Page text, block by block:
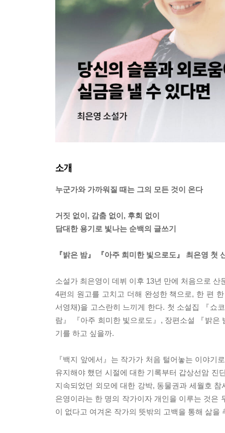
소개
누군가와 가까워질 때는 그의 모든 것이 온다
거짓 없이, 감춤 없이, 후회 없이
담대한 용기로 빛나는 순백의 글쓰기
『밝은 밤』 『아주 희미한 빛으로도』 최은영 첫
소설가 최은영이 데뷔 이후 13년 만에 처음으로
4편의 원고를 고치고 더해 완성한 책으로, 한 편
서영채)을 고스란히 느끼게 한다. 첫 소설집 『쇼
람』 『아주 희미한 빛으로도』, 장편소설 『밝
기를 하고 싶을까.
『백지 앞에서』는 작가가 처음 털어놓는 이야
유지해야 했던 시절에 대한 기록부터 갑상선암 진
지속되었던 외모에 대한 강박, 동물권과 세월호
은영이라는 한 명의 작가이자 개인을 이루는 것은
이 없다고 여겨온 작가의 뜻밖의 고백을 통해 삶